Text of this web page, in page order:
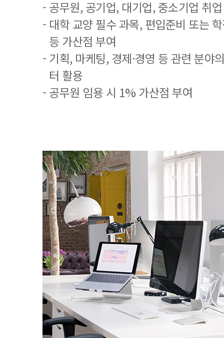
- 공무원, 공기업, 대기업, 중소기업 취
- 대학 교양 필수 과목, 편입준비 또는
등 가산점 부여
- 기획, 마케팅, 경제·경영 등 관련 분야
터 활용
- 공무원 임용 시 1% 가산점 부여